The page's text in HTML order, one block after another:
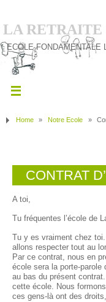
LA RETRAITE
ECOLE FONDAMENTALE
Home » Notre Ecole »
CONTRAT
A toi,
Tu fréquentes l’école de
Tu y es vraiment chez
allons respecter tout au
Par ce contrat, nous en
école sera la porte-parole
au bas du présent
cette école. Nous
ces gens-là ont des